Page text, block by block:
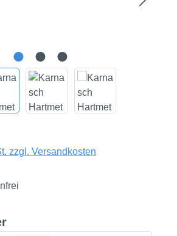
zzgl. Versandkosten
auswählen